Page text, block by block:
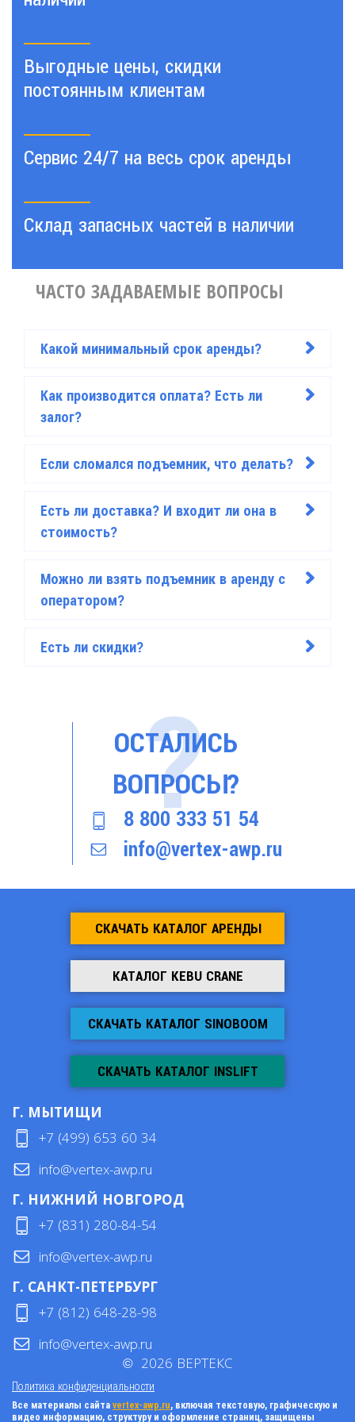
Выгодные цены, скидки
постоянным клиентам
Сервис 24/7 на весь срок аренды
Склад запасных частей в наличии
ЧАСТО ЗАДАВАЕМЫЕ ВОПРОСЫ
Какой минимальный срок аренды? >
Как производится оплата? Есть ли
залог?
>
Если сломался подъемник, что делать? >
Есть ли доставка? И входит ли она в
стоимость?
>
Можно ли взять подъемник в аренду с
оператором?
>
Есть ли скидки? >
ОСТАЛИСЬ
ВОПРОСЫ?
8 800 333 51 54
info@vertex-awp.ru
СКАЧАТЬ КАТАЛОГ АРЕНДЫ
КАТАЛОГ KEBU CRANE
СКАЧАТЬ КАТАЛОГ SINOBOOM
СКАЧАТЬ КАТАЛОГ INSLIFT
Г. МЫТИЩИ
+7 (499) 653 60 34
info@vertex-awp.ru
Г. НИЖНИЙ НОВГОРОД
+7 (831) 280-84-54
info@vertex-awp.ru
Г. САНКТ-ПЕТЕРБУРГ
+7 (812) 648-28-98
info@vertex-awp.ru
Политика конфиденциальности
© 2026 ВЕРТЕКС
Все материалы сайта vertex-awp.ru, включая текстовую, графическую и
видео информацию, структуру и оформление страниц, защищены